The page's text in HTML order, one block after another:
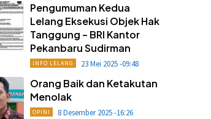
Pengumuman Kedua
Lelang Eksekusi Objek Hak
Tanggung – BRI Kantor
Pekanbaru Sudirman
INFO LELANG 23 Mei 2025 -09:48
Orang Baik dan Ketakutan
Menolak
OPINI 8 Desember 2025 -16:26